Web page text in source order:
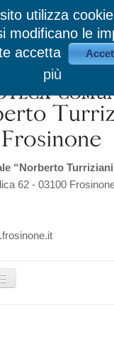
“Norberto
62 - 03100
Cambia
utilizza
modificano le
accetta
più